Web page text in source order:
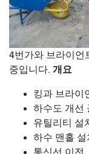
4번가와 브라이언
중입니다. 개요
킹과 브라이
하수도 개선
유틸리티 설
하수 맨홀 설